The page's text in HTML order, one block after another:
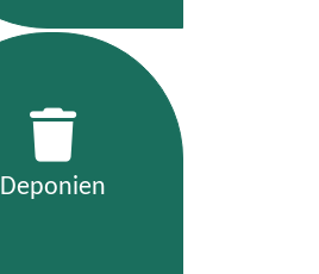
Deponien